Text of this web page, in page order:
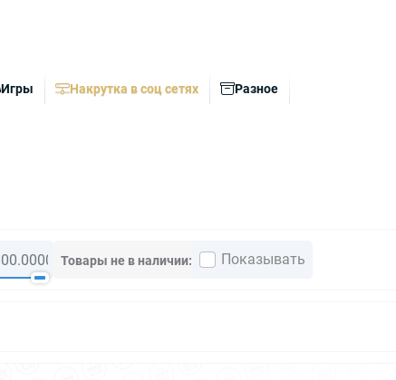
Игры Накрутка в соц сетях Разное
Товары не в наличии Показывать